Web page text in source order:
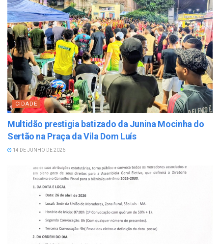
CIDADE
Multidão prestigia batizado da Junina Mocinha do
Sertão na Praça da Vila Dom Luís
14 DE JUNHO DE 2026